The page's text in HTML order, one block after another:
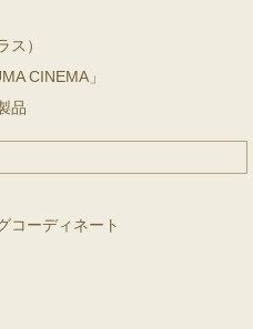
ス）
CINEMA」
品
コーディネート